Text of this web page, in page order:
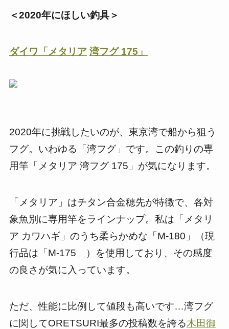
＜2020年にほしい釣具＞
ダイワ「メタリア 湾フグ175 」
2020年に挑戦したいのが、東京湾で船から狙う
フグ。いわゆる「湾フグ」です。この釣りの専
用竿「メタリア 湾フグ 175」が気になります。
「メタリア」はチタン合金穂先が特徴で、各対
象魚別に専用竿をラインナップ。私は「メタリ
ア カワハギ」のうち柔らかめな「M-180」（現
行品は「M-175」）を使用しており、その感度
の良さが気に入っています。
ただ、性能に比例して値段も高いです…湾フグ
に関してORETSURI最多の投稿数を誇る木田御